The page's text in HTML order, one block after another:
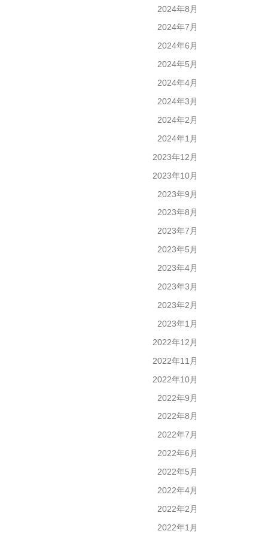
2024年8月
2024年7月
2024年6月
2024年5月
2024年4月
2024年3月
2024年2月
2024年1月
2023年12月
2023年10月
2023年9月
2023年8月
2023年7月
2023年5月
2023年4月
2023年3月
2023年2月
2023年1月
2022年12月
2022年11月
2022年10月
2022年9月
2022年8月
2022年7月
2022年6月
2022年5月
2022年4月
2022年2月
2022年1月